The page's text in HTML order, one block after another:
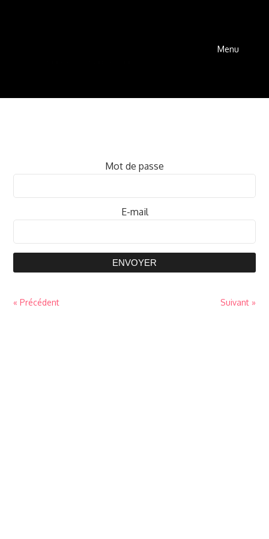
Menu
Mot de passe
E-mail
ENVOYER
« Précédent Suivant »